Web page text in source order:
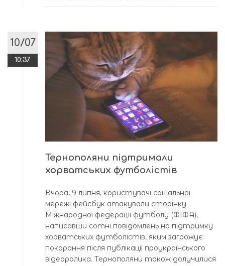
10/07
10:37
Тернополяни підтримали
хорватських футболістів
Вчора, 9 липня, користувачі соціальної
мережі фейсбук атакували сторінку
Міжнародної федерації футболу (ФІФА),
написавши сотні повідомлень на підтримку
хорватських футболістів, яким загрожує
покарання після публікації проукраїнського
відеоролика. Тернополяни також долучилися